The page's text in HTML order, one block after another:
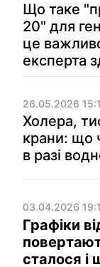
Що таке
20" для
це
експерта
26.05.2026
Холера,
крани: що
в разі
03.04.2026
Графіки
сталося і